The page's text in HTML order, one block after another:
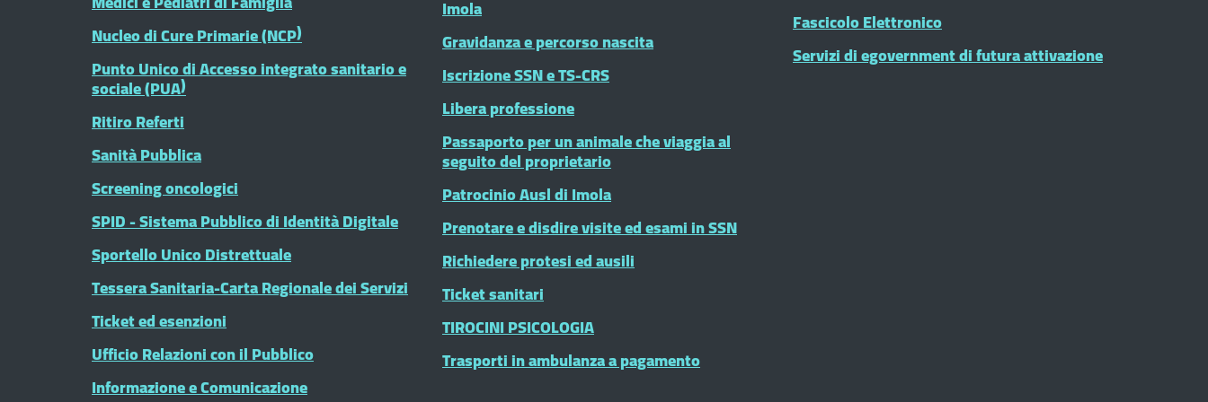
Nucleo di Cure Primarie (NCP)
Punto Unico di Accesso integrato sanitario e
sociale (PUA)
Ritiro Referti
Sanità Pubblica
Screening oncologici
SPID - Sistema Pubblico di Identità Digitale
Sportello Unico Distrettuale
Tessera Sanitaria-Carta Regionale dei Servizi
Ticket ed esenzioni
Ufficio Relazioni con il Pubblico
Informazione e Comunicazione
Imola
Gravidanza e percorso nascita
Iscrizione SSN e TS-CRS
Libera professione
Passaporto per un animale che viaggia al
seguito del proprietario
Patrocinio Ausl di Imola
Prenotare e disdire visite ed esami in SSN
Richiedere protesi ed ausili
Ticket sanitari
TIROCINI PSICOLOGIA
Trasporti in ambulanza a pagamento
Fascicolo Elettronico
Servizi di egovernment di futura attivazione